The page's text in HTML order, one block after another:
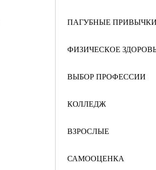
ПАГУБНЫЕ ПРИВЫЧКИ
ФИЗИЧЕСКОЕ
ВЫБОР ПРОФЕССИИ
КОЛЛЕДЖ
ВЗРОСЛЫЕ
САМООЦЕНКА